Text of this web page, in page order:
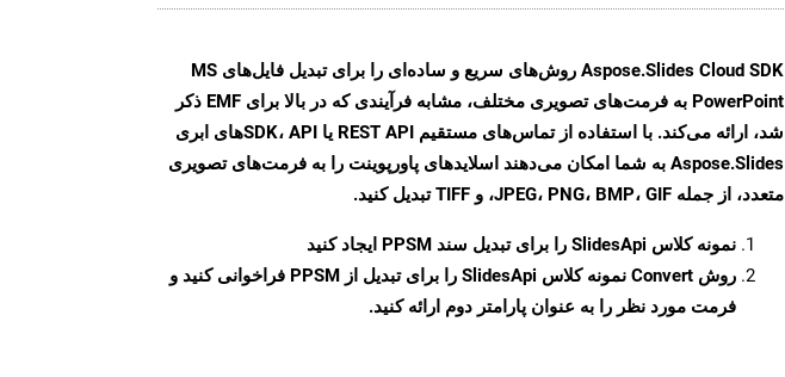
Aspose.Slides Cloud SDK روش‌های سریع و ساده‌ای را برای تبدیل فایل‌های MS
PowerPoint به فرمت‌های تصویری مختلف، مشابه فرآیندی که در بالا برای EMF ذکر
شد، ارائه می‌کند. با استفاده از تماس‌های مستقیم REST API یا SDK، APIهای ابری
Aspose.Slides به شما امکان می‌دهند اسلایدهای پاورپوینت را به فرمت‌های تصویری
متعدد، از جمله JPEG، PNG، BMP، GIF، و TIFF تبدیل کنید.
نمونه کلاس SlidesApi را برای تبدیل سند PPSM ایجاد کنید
روش Convert
نمونه کلاس SlidesApi را برای تبدیل از PPSM فراخوانی کنید و
فرمت مورد نظر را به عنوان پارامتر دوم ارائه کنید.